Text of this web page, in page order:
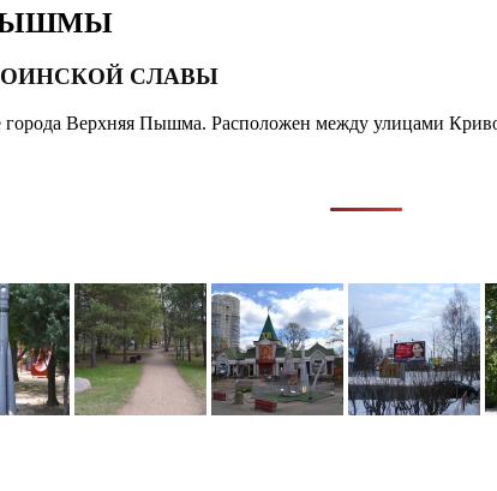
СЛАВЫ
Верхняя Пышма. Расположен между улицами